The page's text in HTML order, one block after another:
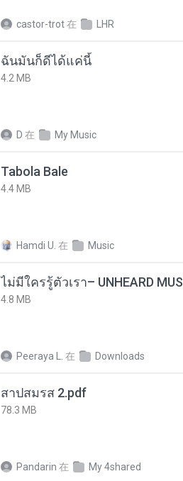
castor-trot在 LHR
ฉันมันก็ดีได้แค่นี้
4.2 MB
D 在 My Music
Tabola Bale
4.4 MB
Hamdi U. 在 Music
4.8 MB
Peeraya L. 在 Downloads
สาปสมรส 2.pdf
78.3 MB
Pandarin 在 My 4shared